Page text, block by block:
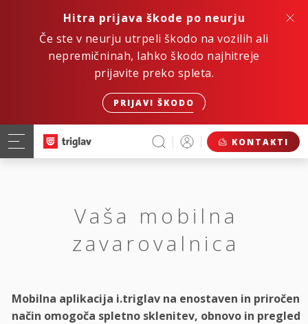
Hitra prijava škode po neurju
Če ste v neurju utrpeli škodo na vozilih ali
nepremičninah, lahko škodo najhitreje
prijavite preko spleta.
PRIJAVI ŠKODO
KONTAKTI
Vaša mobilna
zavarovalnica
Mobilna aplikacija i.triglav na enostaven in priročen
način omogoča spletno sklenitev, obnovo in pregled